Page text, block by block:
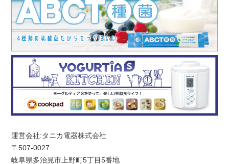
運営会社:タニカ電器株式会社
〒507-0027
岐阜県多治見市上野町5丁目5番地